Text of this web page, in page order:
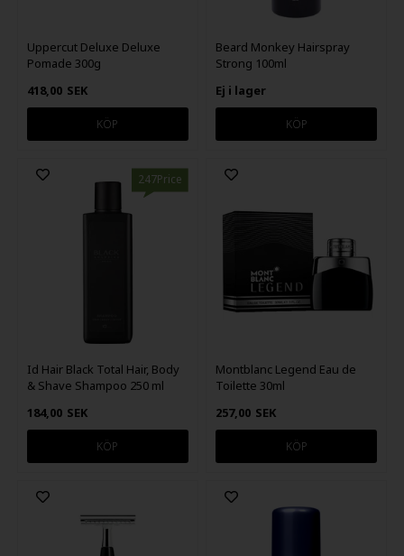
Uppercut Deluxe Deluxe
Pomade 300g
418,00 SEK
Beard Monkey Hairspray
Strong 100ml
Ej i lager
247Price
Id Hair Black Total Hair, Body
& Shave Shampoo 250 ml
184,00 SEK
Montblanc Legend Eau de
Toilette 30ml
257,00 SEK